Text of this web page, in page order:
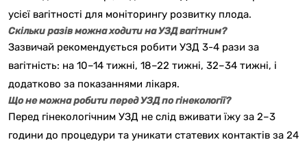
усієї вагітності для моніторингу розвитку плода.
Скільки разів можна ходити на УЗД вагітним?
Зазвичай рекомендується робити УЗД 3-4 рази за
вагітність: на 10–14 тижні, 18–22 тижні, 32–34 тижні, і
додатково за показаннями лікаря.
Що не можна робити перед УЗД по гінекології?
Перед гінекологічним УЗД не слід вживати їжу за 2–3
години до процедури та уникати статевих контактів за 24